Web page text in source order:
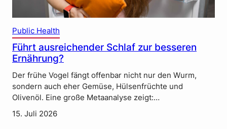
Public Health
Führt ausreichender Schlaf zur besseren
Ernährung?
Der frühe Vogel fängt offenbar nicht nur den Wurm,
sondern auch eher Gemüse, Hülsenfrüchte und
Olivenöl. Eine große Metaanalyse zeigt:…
15. Juli 2026